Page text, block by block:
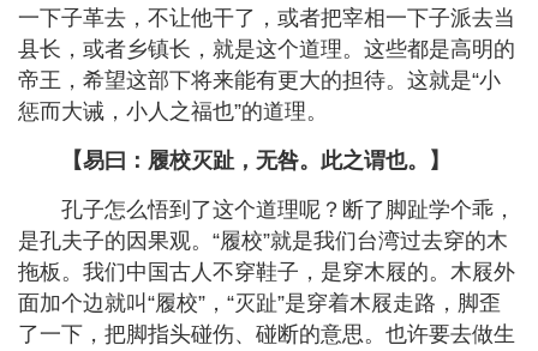
一下子革去，不让他干了，或者把宰相一下子派去当
县长，或者乡镇长，就是这个道理。这些都是高明的
帝王，希望这部下将来能有更大的担待。这就是“小
惩而大诫，小人之福也”的道理。
【易曰：履校灭趾，无咎。此之谓也。】
孔子怎么悟到了这个道理呢？断了脚趾学个乖，
是孔夫子的因果观。 “履校”就是我们台湾过去穿的木
拖板。我们中国古人不穿鞋子，是穿木屐的。木屐外
面加个边就叫 “履校” ， “灭趾”是穿着木屐走路，脚歪
了一下，把脚指头碰伤、碰断的意思。也许要去做生